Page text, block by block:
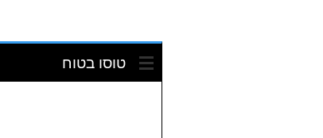
טוסו בטוח